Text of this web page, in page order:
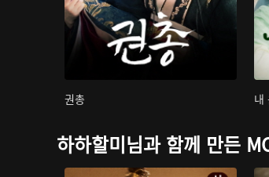
권총 내
하하할미님과 함께 만든